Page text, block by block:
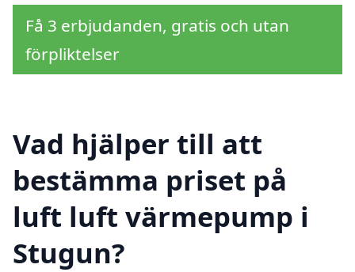
Få 3 erbjudanden, gratis och utan
förpliktelser
Vad hjälper till att
bestämma priset på
luft luft värmepump i
Stugun?